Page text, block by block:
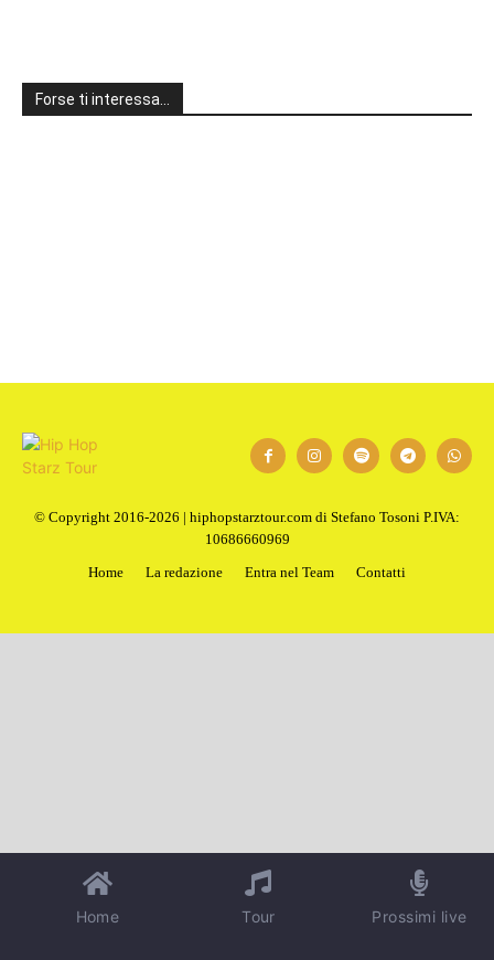
Forse ti interessa…
1
© Copyright 2016-2026 | hiphopstarztour.com di Stefano Tosoni P.IVA:
10686660969
Home
La redazione Entra nel Team Contatti
Home Tour Prossimi live